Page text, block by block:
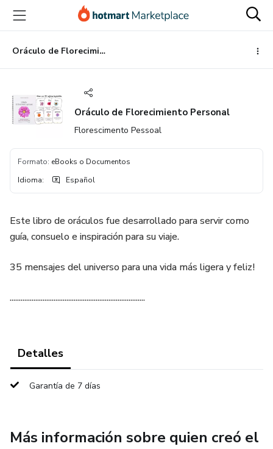
principal
página
de
página
Oráculo de Florecimiento Personal
Oráculo de Florecimiento Personal
Florescimento Pessoal
Formato: eBooks o Documentos
Idioma: Español
Este libro de oráculos fue desarrollado para servir como
guía, consuelo e inspiración para su viaje.
35 mensajes del universo para una vida más ligera y feliz!
..........................................................................
Detalles
Garantía de 7 días
Más información sobre quien creó el